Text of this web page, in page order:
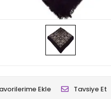
Ekle Tavsiye Et